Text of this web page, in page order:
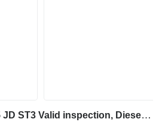
Atlas Copco QES 105 JD ST3 Valid inspection, Diesel, 105 kVA